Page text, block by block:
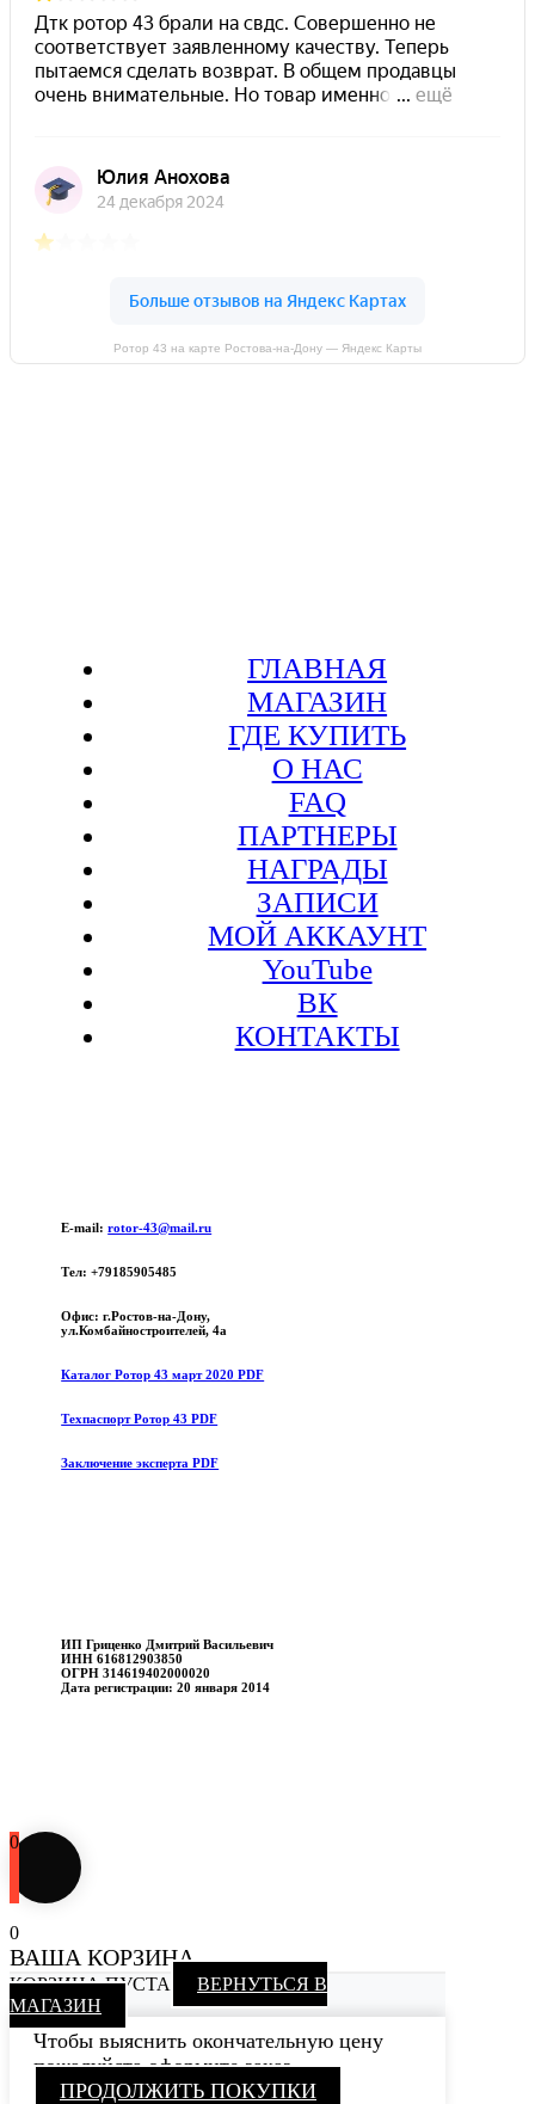
Ротор 43 на карте Ростова‑на‑Дону — Яндекс Карты
ГЛАВНАЯ
МАГАЗИН
ГДЕ КУПИТЬ
О НАС
FAQ
ПАРТНЕРЫ
НАГРАДЫ
ЗАПИСИ
МОЙ АККАУНТ
YouTube
ВК
КОНТАКТЫ
E-mail:rotor-43@mail.ru
Тел: +79185905485
Офис: г.Ростов-на-Дону,
ул.Комбайностроителей, 4а
Каталог Ротор 43 март 2020 PDF
Техпаспорт Ротор 43 PDF
Заключение эксперта PDF
ИП Гриценко Дмитрий Васильевич
ИНН 616812903850
ОГРН 314619402000020
Дата регистрации: 20 января 2014
0
0
ВАША КОРЗИНА
КОРЗИНА ПУСТА
ВЕРНУТЬСЯ В
МАГАЗИН
Чтобы выяснить окончательную цену
пожалуйста оформите заказ
ПРОДОЛЖИТЬ ПОКУПКИ